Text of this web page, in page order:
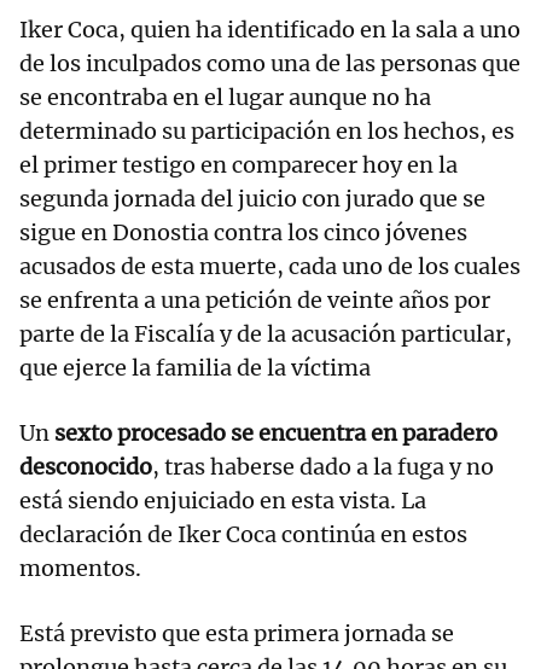
Iker Coca, quien ha identificado en la sala a uno
de los inculpados como una de las personas que
se encontraba en el lugar aunque no ha
determinado su participación en los hechos, es
el primer testigo en comparecer hoy en la
segunda jornada del juicio con jurado que se
sigue en Donostia contra los cinco jóvenes
acusados de esta muerte, cada uno de los cuales
se enfrenta a una petición de veinte años por
parte de la Fiscalía y de la acusación particular,
que ejerce la familia de la víctima
Un sexto procesado se encuentra en paradero
desconocido, tras haberse dado a la fuga y no
está siendo enjuiciado en esta vista. La
declaración de Iker Coca continúa en estos
momentos.
Está previsto que esta primera jornada se